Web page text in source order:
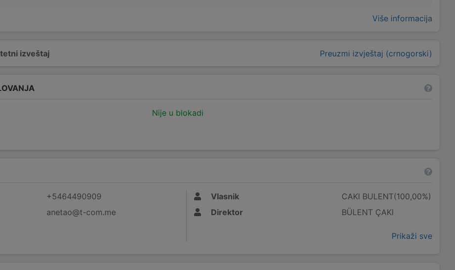
izveštaj Preuzmi izvještaj (crnogorski)
Više informacija
Nije u blokadi
+5464490909
anetao@t-com.me
Vlasnik
CAKI BULENT(100,00%)
Direktor
BÜLENT ÇAKI
Prikaži sve